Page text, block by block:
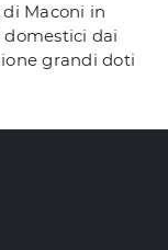
Maconi in
dai
grandi doti